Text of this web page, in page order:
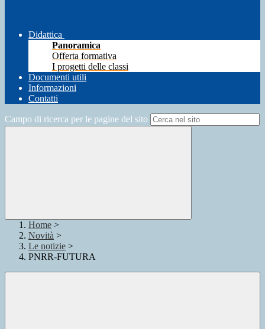
Didattica
Panoramica
Offerta formativa
I progetti delle classi
Documenti utili
Informazioni
Contatti
Campo di ricerca per le pagine del sito
Home >
Novità >
Le notizie >
PNRR-FUTURA